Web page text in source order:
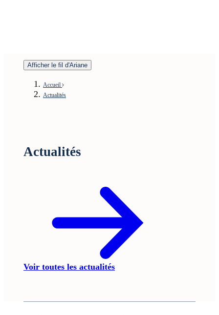
Afficher le fil d'Ariane
Accueil
Actualités
Actualités
Voir toutes les actualités